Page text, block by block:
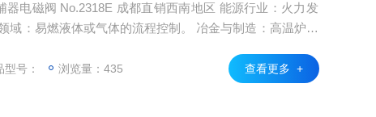
都直销西南地区 能源行业：火力发
域：易燃液体或气体的流程控制。 冶金与制造：高温炉窑
型号： 浏览量：435 查看更多 +